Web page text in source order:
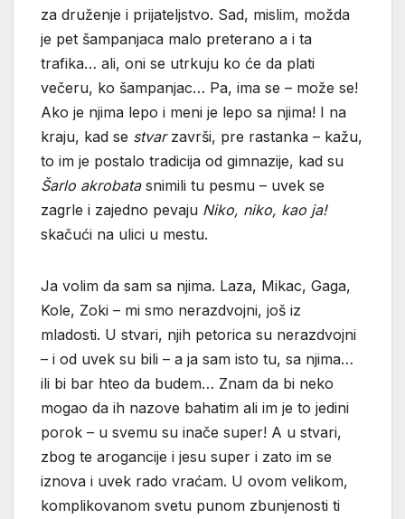
za druženje i prijateljstvo. Sad, mislim, možda
je pet šampanjaca malo preterano a i ta
trafika… ali, oni se utrkuju ko će da plati
večeru, ko šampanjac… Pa, ima se – može se!
Ako je njima lepo i meni je lepo sa njima! I na
kraju, kad se stvarzavrši, pre rastanka – kažu,
to im je postalo tradicija od gimnazije, kad su
Šarlo akrobatasnimili tu pesmu – uvek se
zagrle i zajedno pevaju Niko, niko, kao ja!
skačući na ulici u mestu.
Ja volim da sam sa njima. Laza, Mikac, Gaga,
Kole, Zoki – mi smo nerazdvojni, još iz
mladosti. U stvari, njih petorica su nerazdvojni
– i od uvek su bili – a ja sam isto tu, sa njima…
ili bi bar hteo da budem… Znam da bi neko
mogao da ih nazove bahatim ali im je to jedini
porok – u svemu su inače super! A u stvari,
zbog te arogancije i jesu super i zato im se
iznova i uvek rado vraćam. U ovom velikom,
komplikovanom svetu punom zbunjenosti ti